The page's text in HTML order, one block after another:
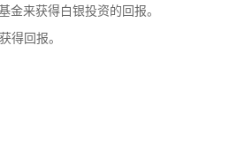
来获得白银投资的回报。
得回报。